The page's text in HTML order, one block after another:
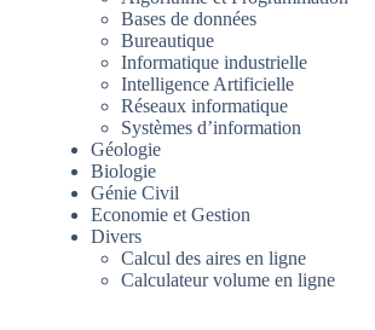
Bases de données
Bureautique
Informatique industrielle
Intelligence Artificielle
Réseaux informatique
Systèmes d’information
Géologie
Biologie
Génie Civil
Economie et Gestion
Divers
Calcul des aires en ligne
Calculateur volume en ligne